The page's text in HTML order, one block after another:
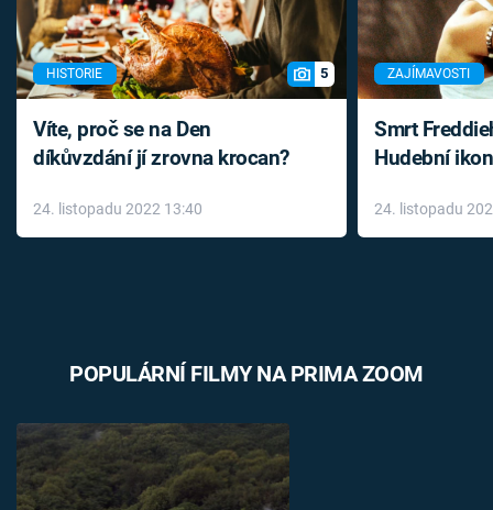
HISTORIE 5
Víte, proč se na Den
díkůvzdání jí zrovna krocan?
24. listopadu 2022 13:40
ZAJÍMAVOSTI
Smrt
Hudební
léky
24. listopadu
POPULÁRNÍ FILMY NA PRIMA ZOOM